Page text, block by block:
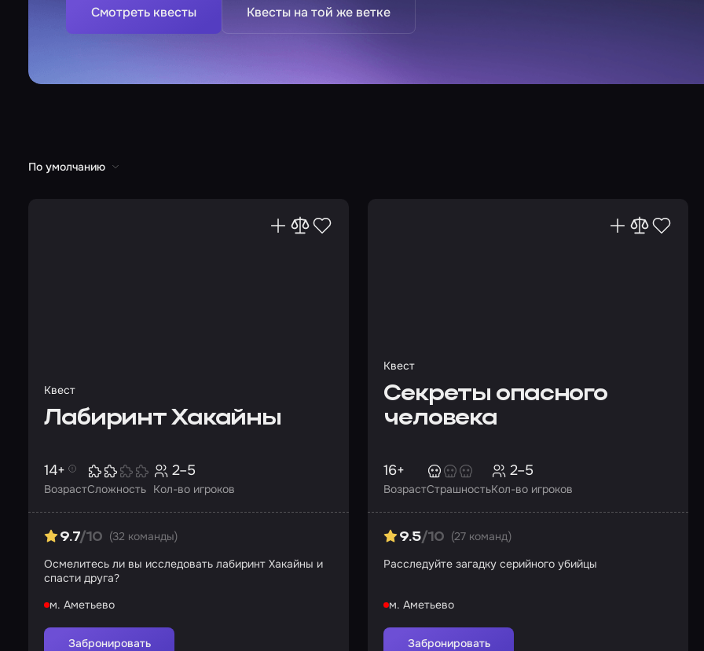
Смотреть квесты Квесты на той же ветке
По умолчанию
Квест
Лабиринт Хакайны
Возраст
14+
Сложность Кол-во игроков
2–5
9.7/10 (32 команды)
Осмелитесь ли вы исследовать лабиринт Хакайны и
спасти друга?
м. Аметьево
Забронировать
Квест
Секреты опасного
человека
Возраст
16+
СтрашностьКол-во игроков
2–5
9.5/10 (27 команд)
Расследуйте загадку серийного убийцы
м. Аметьево
Забронировать